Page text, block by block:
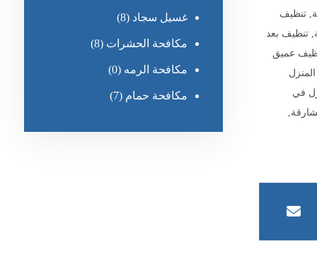
,تنظيف
,تنظيف بعد
عميق
في
غسيل سجاد (8)
مكافحة الحشرات (8)
مكافحة الرمه (0)
مكافحة حمام (7)